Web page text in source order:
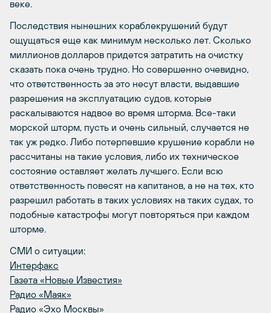
веке.
Последствия нынешних кораблекрушений будут
ощущаться еще как минимум несколько лет. Сколько
миллионов долларов придется затратить на очистку
сказать пока очень трудно. Но совершенно очевидно,
что ответственность за это несут власти, выдавшие
разрешения на эксплуатацию судов, которые
раскалываются надвое во время шторма. Все-таки
морской шторм, пусть и очень сильный, случается не
так уж редко. Либо потерпевшие крушение корабли не
рассчитаны на такие условия, либо их техническое
состояние оставляет желать лучшего. Если всю
ответственность повесят на капитанов, а не на тех, кто
разрешил работать в таких условиях на таких судах, то
подобные катастрофы могут повторяться при каждом
шторме.
СМИ о ситуации:
Интерфакс
Газета «Новые Известия»
Радио «Маяк»
Радио «Эхо Москвы»